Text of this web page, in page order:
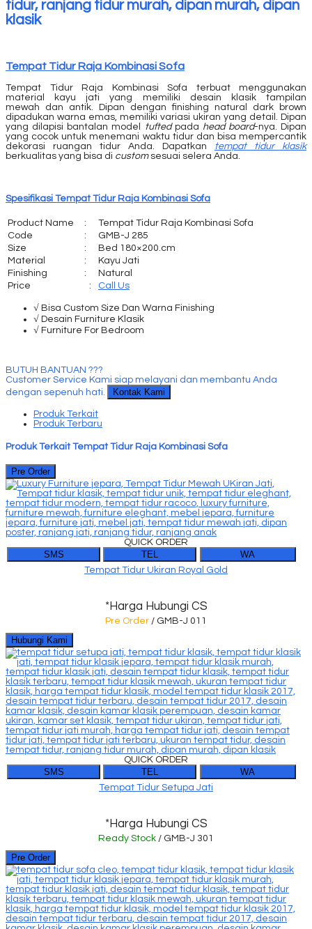
Tempat Tidur Raja Kombinasi Sofa
Tempat Tidur Raja Kombinasi Sofa terbuat menggunakan
material kayu jati yang memiliki desain klasik tampilan
mewah dan antik. Dipan dengan finishing natural dark brown
dipadukan warna emas, memiliki variasi ukiran yang detail. Dipan
yang dilapisi bantalan model
tuftedpada head board-nya. Dipan
yang cocok untuk menemani waktu tidur dan bisa mempercantik
dekorasi ruangan tidur Anda. Dapatkan tempat tidur klasik
berkualitas yang bisa di customsesuai selera Anda.
Spesifikasi Tempat Tidur Raja Kombinasi Sofa
Product Name :
Tempat Tidur Raja Kombinasi Sofa
Code
:
GMB-J 285
Size
:
Bed 180×200.cm
Material
:
Kayu Jati
Finishing
:
Natural
Price
: Call Us
√ Bisa Custom Size Dan Warna Finishing
√ Desain Furniture Klasik
√ Furniture For Bedroom
BUTUH BANTUAN ???
Customer Service Kami siap melayani dan membantu Anda
dengan sepenuh hati.
Kontak Kami
Produk Terkait
Produk Terbaru
Produk Terkait Tempat Tidur Raja Kombinasi Sofa
Pre Order
QUICK ORDER
SMS TEL WA
Tempat Tidur Ukiran Royal Gold
*Harga Hubungi CS
Pre Order / GMB-J 011
Hubungi Kami
QUICK ORDER
SMS TEL WA
Tempat Tidur Setupa Jati
*Harga Hubungi CS
Ready Stock / GMB-J 301
Pre Order